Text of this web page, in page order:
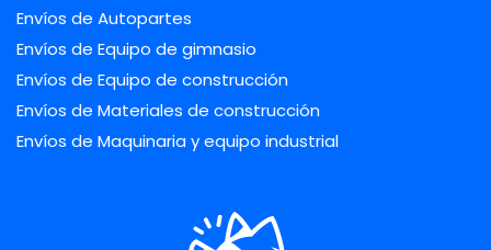
Envíos de Autopartes
Envíos de Equipo de gimnasio
Envíos de Equipo de construcción
Envíos de Materiales de construcción
Envíos de Maquinaria y equipo industrial